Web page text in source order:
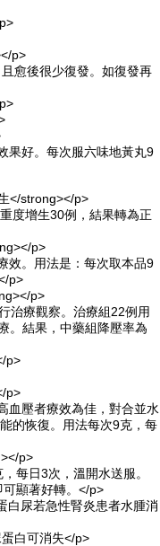
p>
愈後很少復發。如復發再
果好。每次服六味地黃丸9
</strong></p>
度增生30例，結果轉為正
p>
效。用法是：每次取本品9
p>
p>
治療觀察。治療組22例用
。結果，中藥組降壓率為
p>
p>
血壓者療效為佳，對合並水
的恢復。用法每次9克，每
p>
每日3次，溫開水送服。
顯著好轉。</p>
白尿若急性腎炎患者水腫消
白可消失</p>